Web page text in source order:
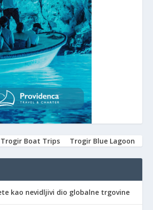
Trogir Boat Trips Trogir Blue Lagoon
kao nevidljivi dio globalne trgovine